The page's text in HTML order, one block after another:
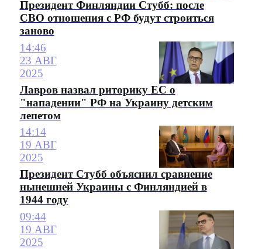
Президент Финляндии Стубб: после
СВО отношения с РФ будут строиться
заново
14:46
23 АВГ
2025
Лавров назвал риторику ЕС о
"нападении" РФ на Украину детским
лепетом
14:14
19 АВГ
2025
Президент Стубб объяснил сравнение
нынешней Украины с Финляндией в
1944 году
09:44
19 АВГ
2025